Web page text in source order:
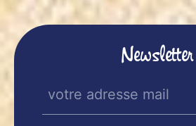
Newsletter
E-
mail